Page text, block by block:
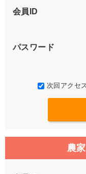
会員ID
パスワード
次回アクセ
農